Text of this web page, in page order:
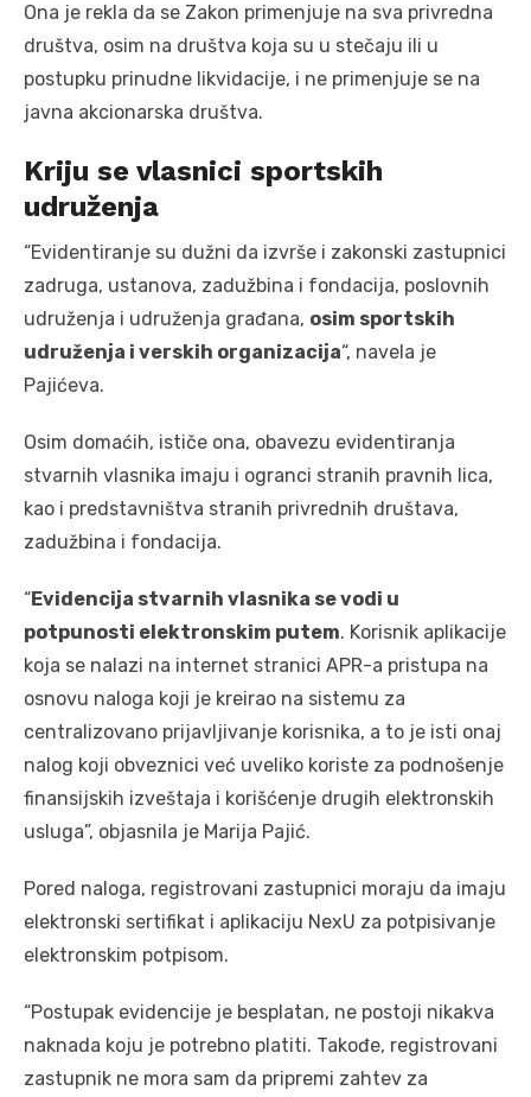
Ona je rekla da se Zakon primenjuje na sva privredna
društva, osim na društva koja su u stečaju ili u
postupku prinudne likvidacije, i ne primenjuje se na
javna akcionarska društva.
Kriju se vlasnici sportskih
udruženja
“Evidentiranje su dužni da izvrše i zakonski zastupnici
zadruga, ustanova, zadužbina i fondacija, poslovnih
udruženja i udruženja građana, osim sportskih
udruženja i verskih organizacija“, navela je
Pajićeva.
Osim domaćih, ističe ona, obavezu evidentiranja
stvarnih vlasnika imaju i ogranci stranih pravnih lica,
kao i predstavništva stranih privrednih društava,
zadužbina i fondacija.
“Evidencija stvarnih vlasnika se vodi u
potpunosti elektronskim putem. Korisnik aplikacije
koja se nalazi na internet stranici APR-a pristupa na
osnovu naloga koji je kreirao na sistemu za
centralizovano prijavljivanje korisnika, a to je isti onaj
nalog koji obveznici već uveliko koriste za podnošenje
finansijskih izveštaja i korišćenje drugih elektronskih
usluga”, objasnila je Marija Pajić.
Pored naloga, registrovani zastupnici moraju da imaju
elektronski sertifikat i aplikaciju NexU za potpisivanje
elektronskim potpisom.
“Postupak evidencije je besplatan, ne postoji nikakva
naknada koju je potrebno platiti. Takođe, registrovani
zastupnik ne mora sam da pripremi zahtev za